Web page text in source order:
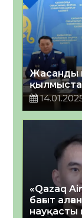
Жасанды
«Qazaq
бағыт
науқасты